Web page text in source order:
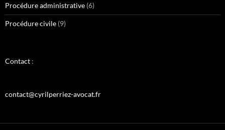
Procédure administrative (6)
Procédure civile (9)
Contact :
contact@cyrilperriez-avocat.fr